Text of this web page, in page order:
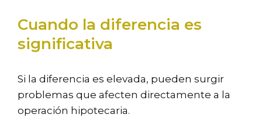
Cuando la diferencia es
significativa
Si la diferencia es elevada, pueden surgir
problemas que afecten directamente a la
operación hipotecaria.